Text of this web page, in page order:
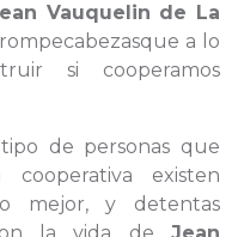
Vauquelin de La
a lo
si cooperamos
de personas que
existen
mejor, y detentas